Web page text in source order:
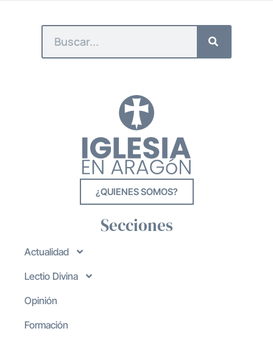
¿QUIENES SOMOS?
Secciones
Actualidad
Lectio Divina
Opinión
Formación